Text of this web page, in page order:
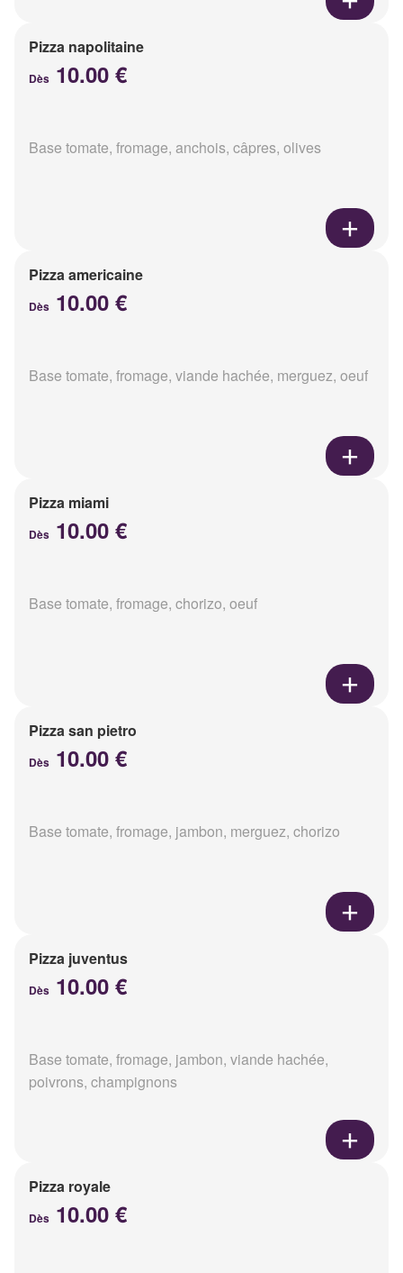
Pizza napolitaine
Dès 10.00 €
Base tomate, fromage, anchois, câpres, olives
Pizza americaine
Dès 10.00 €
Base tomate, fromage, viande hachée, merguez, oeuf
Pizza miami
Dès 10.00 €
Base tomate, fromage, chorizo, oeuf
Pizza san pietro
Dès 10.00 €
Base tomate, fromage, jambon, merguez, chorizo
Pizza juventus
Dès 10.00 €
Base tomate, fromage, jambon, viande hachée,
poivrons, champignons
Pizza royale
Dès 10.00 €